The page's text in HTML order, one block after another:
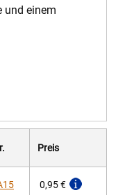
und einem
Preis
0,95 €